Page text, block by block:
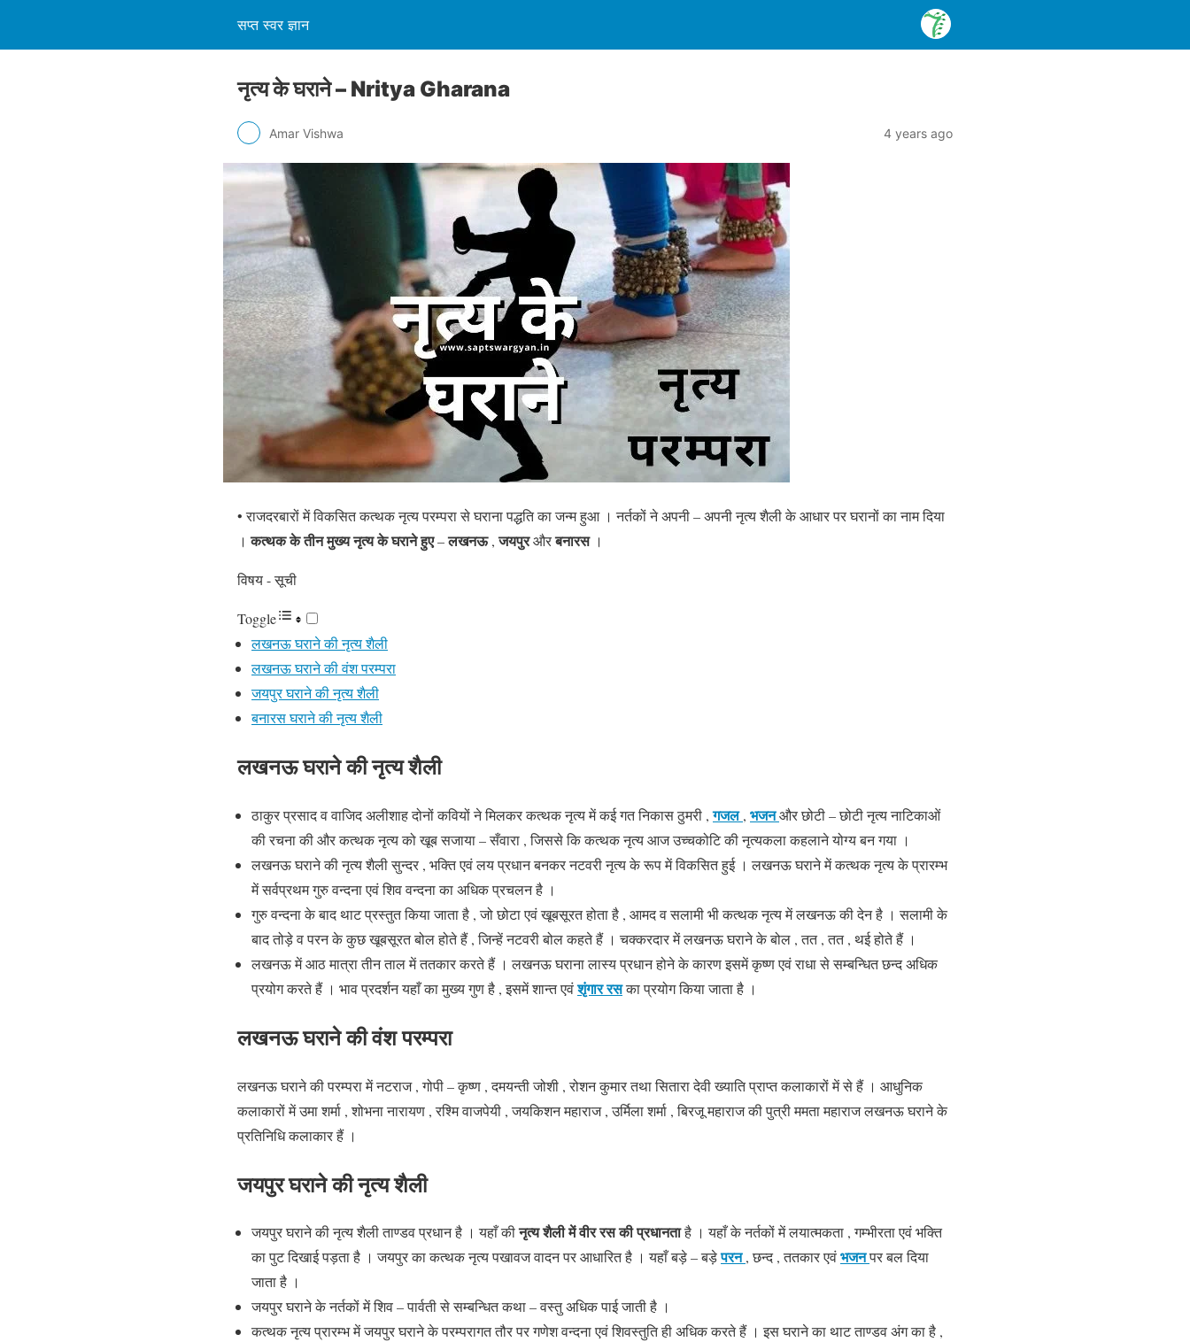
सप्त स्वर ज्ञान
नृत्य के घराने – Nritya Gharana
Amar Vishwa 4 years ago
• राजदरबारों में विकसित कत्थक नृत्य परम्परा से घराना पद्धति का जन्म हुआ । नर्तकों ने अपनी – अपनी नृत्य शैली के आधार पर घरानों का नाम दिया
।कत्थक के तीन मुख्य नृत्य के घरानेहुए–लखनऊ,जयपुरऔरबनारस ।
विषय - सूची
Toggle
लखनऊ घराने की नृत्य शैली
लखनऊ घराने की वंश परम्परा
जयपुर घराने की नृत्य शैली
बनारस घराने की नृत्य शैली
लखनऊ घराने की नृत्य शैली
ठाकुर प्रसाद व वाजिद अलीशाह दोनों कवियों ने मिलकर कत्थक नृत्य में कई गत निकास ठुमरी ,गजल, भजनऔर छोटी – छोटी नृत्य नाटिकाओं
की रचना की और कत्थक नृत्य को खूब सजाया – सँवारा , जिससे कि कत्थक नृत्य आज उच्चकोटि की नृत्यकला कहलाने योग्य बन गया ।
लखनऊ घराने की नृत्य शैली सुन्दर , भक्ति एवं लय प्रधान बनकर नटवरी नृत्य के रूप में विकसित हुई । लखनऊ घराने में कत्थक नृत्य के प्रारम्भ
में सर्वप्रथम गुरु वन्दना एवं शिव वन्दना का अधिक प्रचलन है ।
गुरु वन्दना के बाद थाट प्रस्तुत किया जाता है , जो छोटा एवं खूबसूरत होता है , आमद व सलामी भी कत्थक नृत्य में लखनऊ की देन है । सलामी के
बाद तोड़े व परन के कुछ खूबसूरत बोल होते हैं , जिन्हें नटवरी बोल कहते हैं । चक्करदार में लखनऊ घराने के बोल , तत , तत , थई होते हैं ।
लखनऊ में आठ मात्रा तीन ताल में ततकार करते हैं । लखनऊ घराना लास्य प्रधान होने के कारण इसमें कृष्ण एवं राधा से सम्बन्धित छन्द अधिक
प्रयोग करते हैं । भाव प्रदर्शन यहाँ का मुख्य गुण है , इसमें शान्त एवंशृंगार रसका प्रयोग किया जाता है ।
लखनऊ घराने की वंश परम्परा
लखनऊ घराने की परम्परा में नटराज , गोपी – कृष्ण , दमयन्ती जोशी , रोशन कुमार तथा सितारा देवी ख्याति प्राप्त कलाकारों में से हैं । आधुनिक
कलाकारों में उमा शर्मा , शोभना नारायण , रश्मि वाजपेयी , जयकिशन महाराज , उर्मिला शर्मा , बिरजू महाराज की पुत्री ममता महाराज लखनऊ घराने के
प्रतिनिधि कलाकार हैं ।
जयपुर घराने की नृत्य शैली
जयपुर घराने की नृत्य शैली ताण्डव प्रधान है । यहाँ कीनृत्य शैली में वीर रस की प्रधानताहै । यहाँ के नर्तकों में लयात्मकता , गम्भीरता एवं भक्ति
का पुट दिखाई पड़ता है । जयपुर का कत्थक नृत्य पखावज वादन पर आधारित है । यहाँ बड़े – बड़ेपरन, छन्द , ततकार एवंभजनपर बल दिया
जाता है ।
जयपुर घराने के नर्तकों में शिव – पार्वती से सम्बन्धित कथा – वस्तु अधिक पाई जाती है ।
कत्थक नृत्य प्रारम्भ में जयपुर घराने के परम्परागत तौर पर गणेश वन्दना एवं शिवस्तुति ही अधिक करते हैं । इस घराने का थाट ताण्डव अंग का है ,